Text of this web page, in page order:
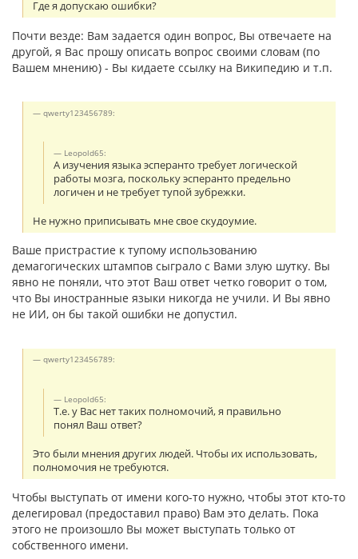
Где я допускаю ошибки?
Почти везде: Вам задается один вопрос, Вы отвечаете на
другой, я Вас прошу описать вопрос своими словам (по
Вашем мнению) - Вы кидаете ссылку на Википедию и т.п.
qwerty123456789:
Leopold65:
А изучения языка эсперанто требует логической
работы мозга, поскольку эсперанто предельно
логичен и не требует тупой зубрежки.
Не нужно приписывать мне свое скудоумие.
Ваше пристрастие к тупому использованию
демагогических штампов сыграло с Вами злую шутку. Вы
явно не поняли, что этот Ваш ответ четко говорит о том,
что Вы иностранные языки никогда не учили. И Вы явно
не ИИ, он бы такой ошибки не допустил.
qwerty123456789:
Leopold65:
Т.е. у Вас нет таких полномочий, я правильно
понял Ваш ответ?
Это были мнения других людей. Чтобы их использовать,
полномочия не требуются.
Чтобы выступать от имени кого-то нужно, чтобы этот кто-то
делегировал (предоставил право) Вам это делать. Пока
этого не произошло Вы может выступать только от
собственного имени.